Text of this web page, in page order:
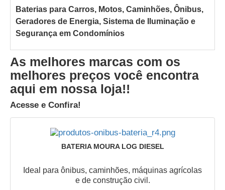
Baterias para Carros, Motos, Caminhões, Ônibus,
Geradores de Energia, Sistema de Iluminação e
Segurança em Condomínios
As melhores marcas com os
melhores preços você encontra
aqui em nossa loja!!
Acesse e Confira!
BATERIA MOURA LOG DIESEL
Ideal para ônibus, caminhões, máquinas agrícolas
e de construção civil.